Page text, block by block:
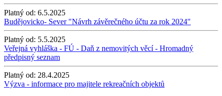
Platný od: 6.5.2025
Budějovicko- Sever "Návrh závěrečného účtu za rok 2024"
Platný od: 5.5.2025
Veřejná vyhláška - FÚ - Daň z nemovitých věcí - Hromadný
předpisný seznam
Platný od: 28.4.2025
Výzva - informace pro majitele rekreačních objektů